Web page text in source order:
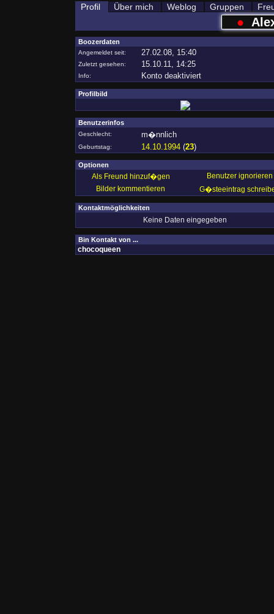
Profil Über mich Weblog Gruppen
●
Boozerdaten
Angemeldet seit: 27.02.08, 15:40
Zuletzt gesehen: 15.10.11, 14:25
Info: Konto deaktiviert
Profilbild
Benutzerinfos
Geschlecht: m�nnlich
Geburtstag: 14.10.1994 (23)
Optionen
Als Freund hinzuf�gen
Benutzer ignorieren
Bilder kommentieren
G�steeintrag
Kontaktmöglichkeiten
Keine Daten eingegeben
Bin Kontakt von ...
chocoqueen